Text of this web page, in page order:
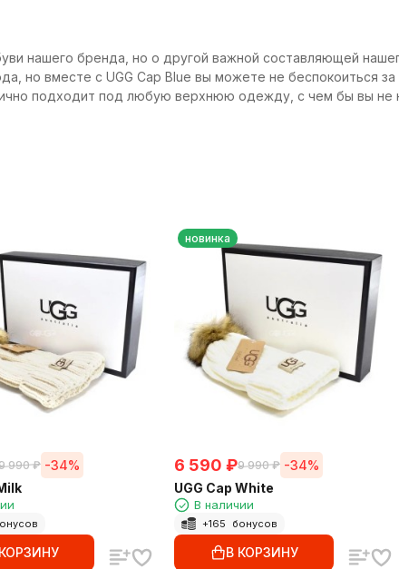
нашего бренда, но о другой важной составляющей
но вместе с UGG Cap Blue вы можете не беспокоиться
подходит под любую верхнюю одежду, с чем бы вы не
990 ₽ -34%
новинка
6 590 ₽9 990 ₽ -34%
UGG Cap White
В наличии
+165 бонусов
В КОРЗИНУ